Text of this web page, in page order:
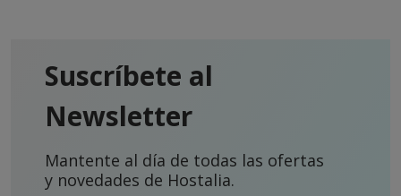
Suscríbete al
Newsletter
Mantente al día de todas las ofertas
y novedades de Hostalia.